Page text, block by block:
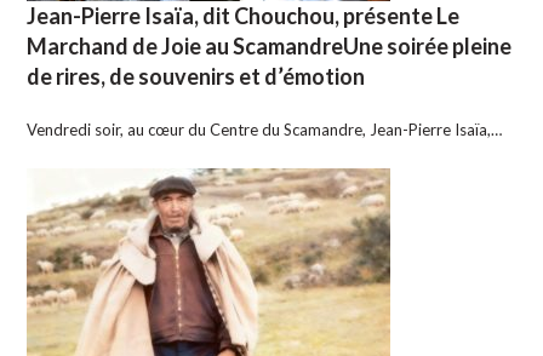
Jean-Pierre Isaïa, dit Chouchou, présente Le
Marchand de Joie au ScamandreUne soirée pleine
de rires, de souvenirs et d’émotion
Vendredi soir, au cœur du Centre du Scamandre, Jean-Pierre Isaïa,…